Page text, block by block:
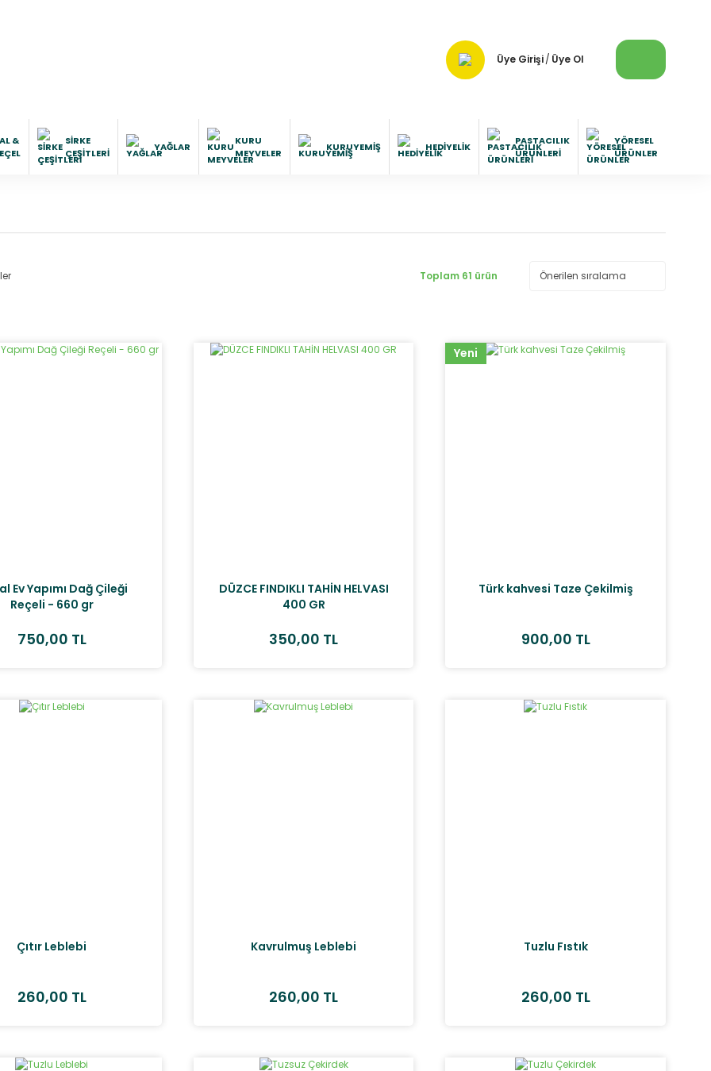
Üye Girişi/ Üye Ol
&
SIRKE
ÇEŞITLERI
YAĞLAR
KURU
MEYVELER
KURUYEMIŞ HEDIYELIK
PASTACILIK
ÜRÜNLERI
YÖRESEL
ÜRÜNLER
Toplam 61 ürün
Ev Yapımı Dağ Çileği
Reçeli - 660 gr
750,00 TL
DÜZCE FINDIKLI TAHİN HELVASI
400 GR
350,00 TL
Yeni
Türk kahvesi Taze Çekilmiş
900,00 TL
Çıtır Leblebi
260,00 TL
Kavrulmuş Leblebi
260,00 TL
Tuzlu Fıstık
260,00 TL